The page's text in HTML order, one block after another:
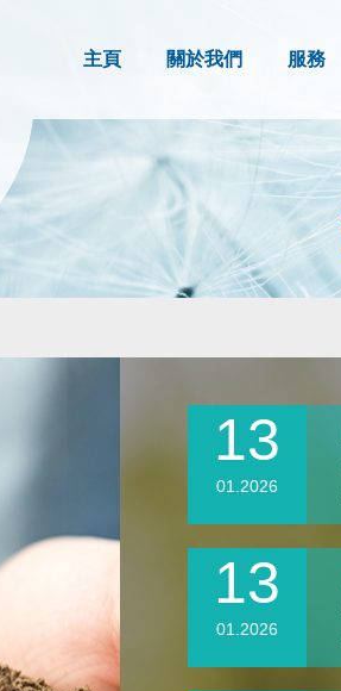
主頁 關於我們 服務
13
01.2026
13
01.2026